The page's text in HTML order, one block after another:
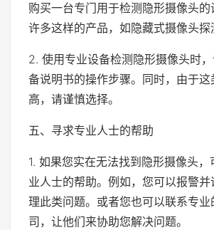
购买一台专门用于检测隐形摄像头
许多这样的产品，如隐藏式摄像头探
2. 使用专业设备检测隐形摄像头时
备说明书的操作步骤。同时，由于
高，请谨慎选择。
五、寻求专业人士的帮助
1. 如果您实在无法找到隐形摄像头
业人士的帮助。例如，您可以报警
理此类问题。或者您也可以联系专
司，让他们来协助您解决问题。